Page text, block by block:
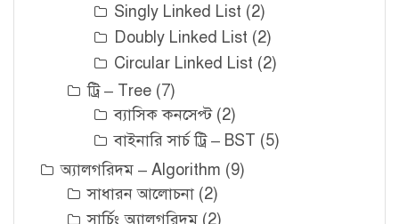
Singly Linked List (2)
Doubly Linked List (2)
Circular Linked List (2)
ট্রি – Tree (7)
ব্যাসিক কনসেপ্ট(2)
বাইনারি সার্চ ট্রি – BST (5)
অ্যালগরিদম – Algorithm (9)
সাধারন আলোচনা (2)
সার্চিং অ্যালগরিদম (2)